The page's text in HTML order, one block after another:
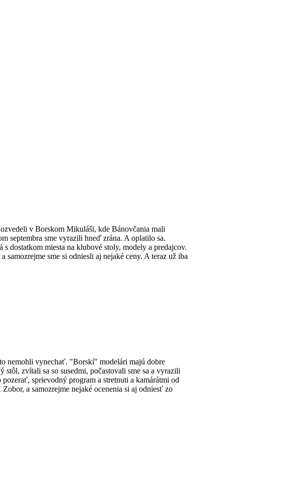
v Borskom Mikuláši, kde Bánovčania mali
septembra sme vyrazili hneď zrána. A oplatilo sa.
dostatkom miesta na klubové stoly, modely a predajcov.
sme si odniesli aj nejaké ceny. A teraz už iba
nemohli vynechať. "Borskí" modelári majú dobre
zvítali sa so susedmi, počastovali sme sa a vyrazili
sprievodný program a stretnuti a kamárátmi od
a samozrejme nejaké ocenenia si aj odniesť zo